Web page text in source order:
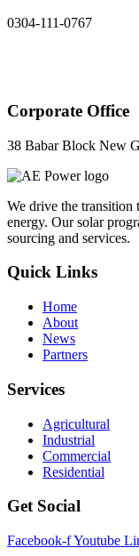
0304-111-0767
Corporate Office
38 Babar Block New
We drive the transition
energy. Our solar
sourcing and services.
Quick Links
Home
About
News
Partners
Services
Agricultural
Industrial
Commercial
Residential
Get Social
Facebook-fYoutube